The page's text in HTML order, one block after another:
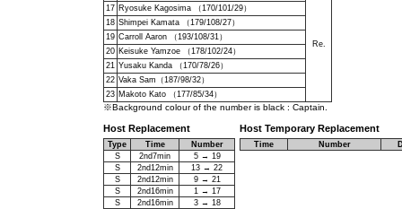
Re.
17 Ryosuke Kagosima （170/101/29）
18 Shimpei Kamata （179/108/27）
19 Carroll Aaron （193/108/31）
20 Keisuke Yamzoe （178/102/24）
21 Yusaku Kanda （170/78/26）
22 Vaka Sam（187/98/32）
23 Makoto Kato （177/85/34）
※Background colour of the number is black : Captain.
Host Replacement
Type Time
Number
S
2nd7min
5 → 19
S
2nd12min
13 → 22
S
2nd12min
9 → 21
S
2nd16min
1 → 17
S
2nd16min
3 → 18
Host Temporary Replacement
Time Number